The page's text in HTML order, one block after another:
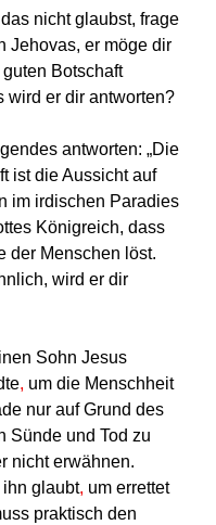
nicht glaubst, frage
Jehovas, er möge dir
Botschaft
wird er dir antworten?
antworten: „Die
ist die Aussicht auf
im irdischen Paradies
Königreich, dass
der Menschen löst.
wird er dir
Sohn Jesus
, um die Menschheit
nur auf Grund des
Sünde und Tod zu
nicht erwähnen.
ihn glaubt, um errettet
praktisch den